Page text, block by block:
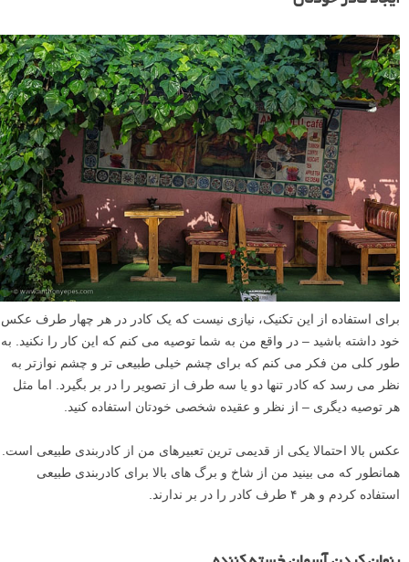
من متوجه شده ام که این تکنیک باید به شیوه ای به کار گرفته شود که
از ترکیب بندی است.
«بهترین زمان برای کراپ کردن یک ترکیب بندی بد، قبل از فشار دادن دکمه
شاتر است» – برایان پترسون.
اکنون وقت آن است که استراحت کنید، لذت ببرید، و با این تکنیک بازی و
تمرین کنید!
ایجاد کادر خودتان